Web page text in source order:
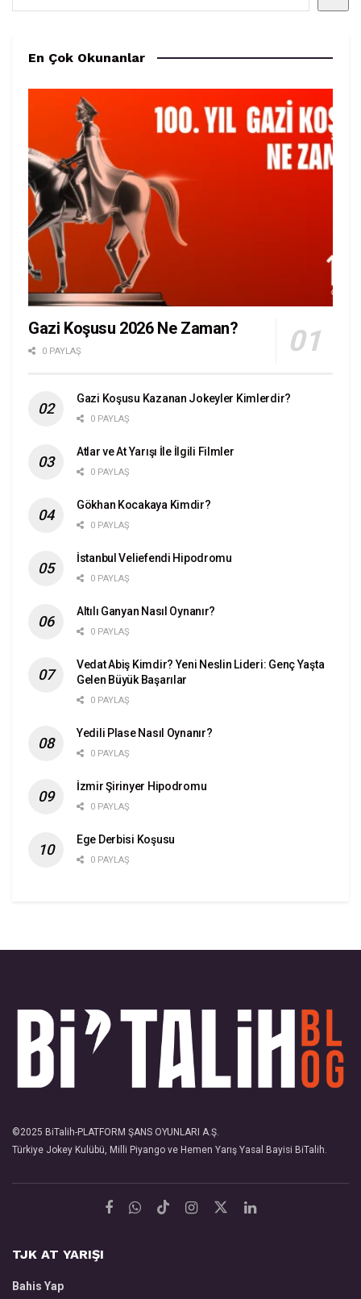
En Çok Okunanlar
Gazi Koşusu 2026 Ne Zaman?
0 PAYLAŞ
Gazi Koşusu Kazanan Jokeyler Kimlerdir?
0 PAYLAŞ
Atlar ve At Yarışı İle İlgili Filmler
0 PAYLAŞ
Gökhan Kocakaya Kimdir?
0 PAYLAŞ
İstanbul Veliefendi Hipodromu
0 PAYLAŞ
Altılı Ganyan Nasıl Oynanır?
0 PAYLAŞ
Vedat Abiş Kimdir? Yeni Neslin Lideri: Genç Yaşta
Gelen Büyük Başarılar
0 PAYLAŞ
Yedili Plase Nasıl Oynanır?
0 PAYLAŞ
İzmir Şirinyer Hipodromu
0 PAYLAŞ
Ege Derbisi Koşusu
0 PAYLAŞ
©2025 BiTalih-PLATFORM ŞANS OYUNLARI A.Ş.
Türkiye Jokey Kulübü, Milli Piyango ve Hemen Yarış Yasal Bayisi BiTalih.
TJK AT YARIŞI
Bahis Yap